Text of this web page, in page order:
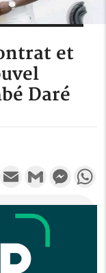
et
Daré
TwitterEmail Gmail